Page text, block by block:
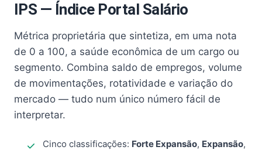
IPS — Índice Portal Salário
Métrica proprietária que sintetiza, em uma nota
de 0 a 100, a saúde econômica de um cargo ou
segmento. Combina saldo de empregos, volume
de movimentações, rotatividade e variação do
mercado — tudo num único número fácil de
interpretar.
Cinco classificações: Forte Expansão, Expansão,